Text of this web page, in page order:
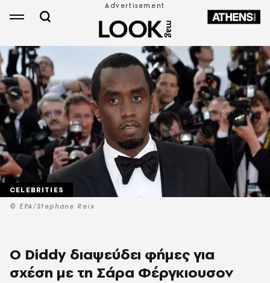
© EPA/Stephane Reix
CELEBRITIES
Ο Diddy διαψεύδει φήμες για
σχέση με τη Σάρα Φέργκιουσον